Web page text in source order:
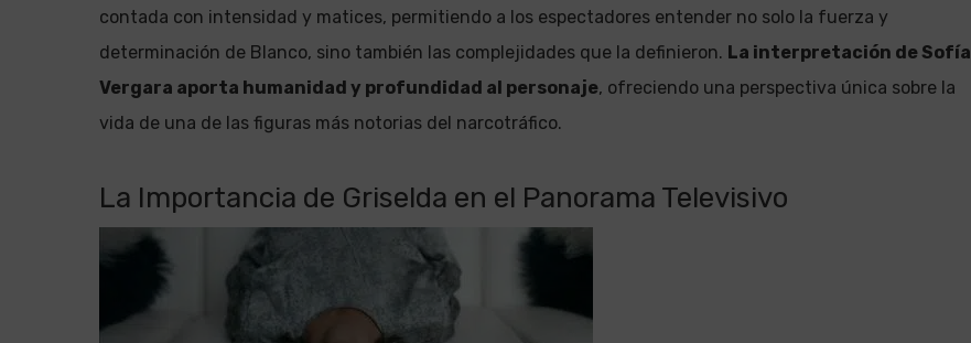
contada con intensidad y matices, permitiendo a los espectadores entender no solo la fuerza y
determinación de Blanco, sino también las complejidades que la definieron. La interpretación de Sofía
Vergara aporta humanidad y profundidad al personaje, ofreciendo una perspectiva única sobre la
vida de una de las figuras más notorias del narcotráfico.
La Importancia de Griselda en el Panorama Televisivo